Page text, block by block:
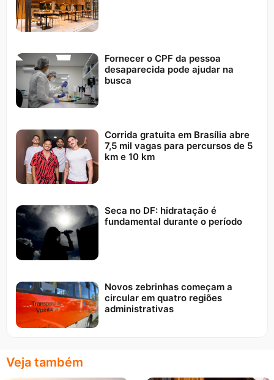
Fornecer o CPF da pessoa
desaparecida pode ajudar na
busca
Corrida gratuita em Brasília abre
7,5 mil vagas para percursos de 5
km e 10 km
Seca no DF: hidratação é
fundamental durante o período
Novos zebrinhas começam a
circular em quatro regiões
administrativas
Veja também